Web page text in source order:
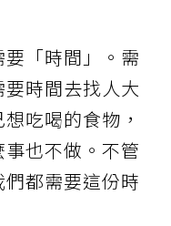
「時間」。需
時間去找人大
吃喝的食物，
也不做。不管
都需要這份時